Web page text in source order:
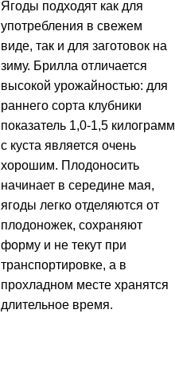
Ягоды подходят как для
употребления в свежем
виде, так и для заготовок на
зиму. Брилла отличается
высокой урожайностью: для
раннего сорта клубники
показатель 1,0-1,5 килограмм
с куста является очень
хорошим. Плодоносить
начинает в середине мая,
ягоды легко отделяются от
плодоножек, сохраняют
форму и не текут при
транспортировке, а в
прохладном месте хранятся
длительное время.